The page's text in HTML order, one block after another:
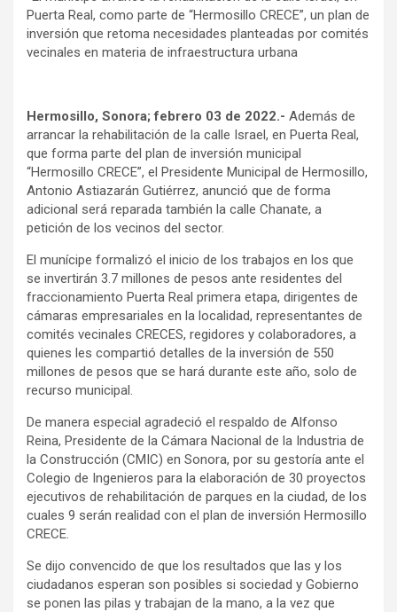
Puerta Real, como parte de “Hermosillo CRECE”, un plan de
inversión que retoma necesidades planteadas por comités
vecinales en materia de infraestructura urbana
Hermosillo, Sonora; febrero 03 de 2022.- Además de
arrancar la rehabilitación de la calle Israel, en Puerta Real,
que forma parte del plan de inversión municipal
“Hermosillo CRECE”, el Presidente Municipal de Hermosillo,
Antonio Astiazarán Gutiérrez, anunció que de forma
adicional será reparada también la calle Chanate, a
petición de los vecinos del sector.
El munícipe formalizó el inicio de los trabajos en los que
se invertirán 3.7 millones de pesos ante residentes del
fraccionamiento Puerta Real primera etapa, dirigentes de
cámaras empresariales en la localidad, representantes de
comités vecinales CRECES, regidores y colaboradores, a
quienes les compartió detalles de la inversión de 550
millones de pesos que se hará durante este año, solo de
recurso municipal.
De manera especial agradeció el respaldo de Alfonso
Reina, Presidente de la Cámara Nacional de la Industria de
la Construcción (CMIC) en Sonora, por su gestoría ante el
Colegio de Ingenieros para la elaboración de 30 proyectos
ejecutivos de rehabilitación de parques en la ciudad, de los
cuales 9 serán realidad con el plan de inversión Hermosillo
CRECE.
Se dijo convencido de que los resultados que las y los
ciudadanos esperan son posibles si sociedad y Gobierno
se ponen las pilas y trabajan de la mano, a la vez que